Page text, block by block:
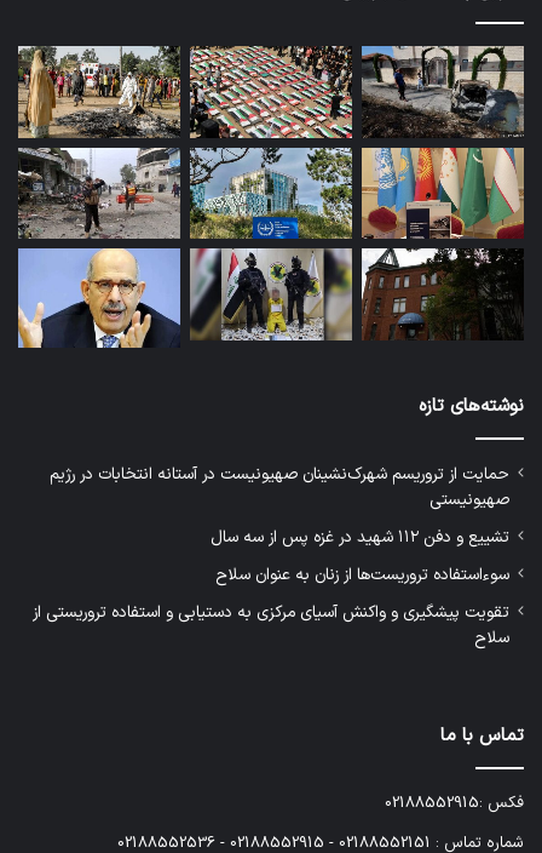
نوشته‌های تازه
حمایت از تروریسم شهرک‌نشینان صهیونیست در آستانه انتخابات در رژیم
صهیونیستی
تشییع و دفن ۱۱۲ شهید در غزه پس از سه سال
سوءاستفاده تروریست‌ها از زنان به عنوان سلاح
تقویت پیشگیری و واکنش آسیای مرکزی به دستیابی و استفاده تروریستی از
سلاح
تماس با ما
فکس :02188552915
شماره تماس : 02188552151 - 02188552915 - 02188552536